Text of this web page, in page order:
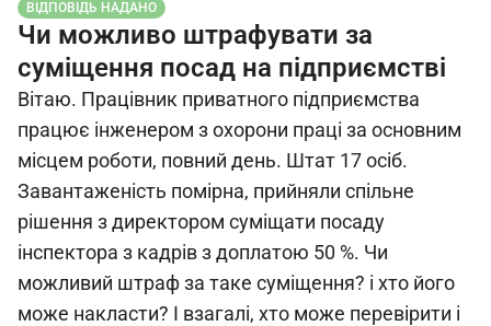
ВІДПОВІДЬ НАДАНО
Чи можливо штрафувати за
суміщення посад на підприємстві
Вітаю. Працівник приватного підприємства
працює інженером з охорони праці за основним
місцем роботи, повний день. Штат 17 осіб.
Завантаженість помірна, прийняли спільне
рішення з директором суміщати посаду
інспектора з кадрів з доплатою 50 %. Чи
можливий штраф за таке суміщення? і хто його
може накласти? І взагалі, хто може перевірити і